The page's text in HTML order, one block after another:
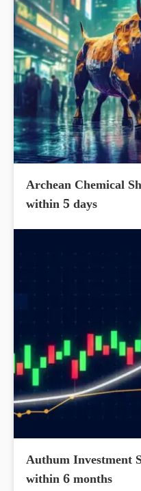
Archean Chemical
within 5 days
Authum Investment
within 6 months